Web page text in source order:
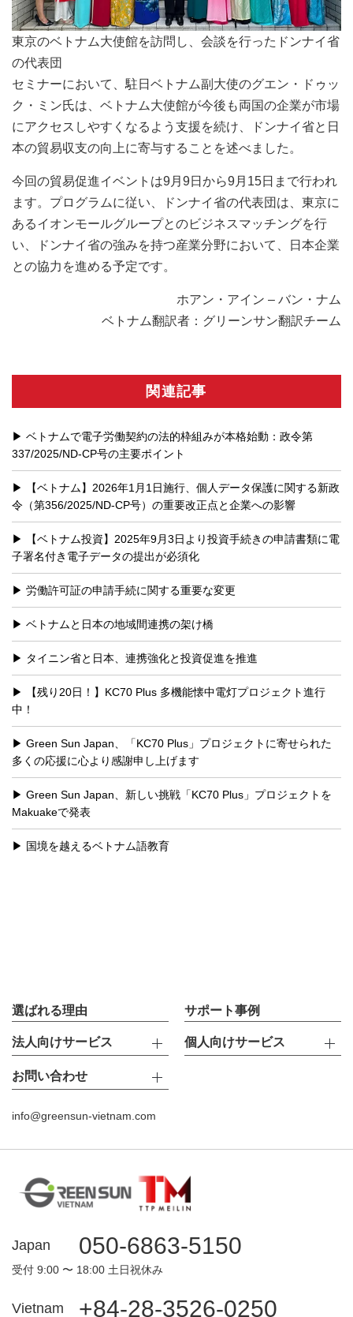
東京のベトナム大使館を訪問し、会談を行ったドンナイ省
の代表団
セミナーにおいて、駐日ベトナム副大使のグエン・ドゥッ
ク・ミン氏は、ベトナム大使館が今後も両国の企業が市場
にアクセスしやすくなるよう支援を続け、ドンナイ省と日
本の貿易収支の向上に寄与することを述べました。
今回の貿易促進イベントは9月9日から9月15日まで行われ
ます。プログラムに従い、ドンナイ省の代表団は、東京に
あるイオンモールグループとのビジネスマッチングを行
い、ドンナイ省の強みを持つ産業分野において、日本企業
との協力を進める予定です。
ホアン・アイン – バン・ナム
ベトナム翻訳者：グリーンサン翻訳チーム
関連記事
ベトナムで電子労働契約の法的枠組みが本格始動：政令第
337/2025/ND-CP号の主要ポイント
【ベトナム】2026年1月1日施行、個人データ保護に関する新政
令（第356/2025/ND-CP号）の重要改正点と企業への影響
【ベトナム投資】2025年9月3日より投資手続きの申請書類に電
子署名付き電子データの提出が必須化
労働許可証の申請手続に関する重要な変更
ベトナムと日本の地域間連携の架け橋
タイニン省と日本、連携強化と投資促進を推進
【残り20日！】KC70 Plus 多機能懐中電灯プロジェクト進行
中！
Green Sun Japan、「KC70 Plus」プロジェクトに寄せられた
多くの応援に心より感謝申し上げます
Green Sun Japan、新しい挑戦「KC70 Plus」プロジェクトを
Makuakeで発表
国境を越えるベトナム語教育
選ばれる理由 サポート事例
法人向けサービス 個人向けサービス
お問い合わせ
info@greensun-vietnam.com
Japan 050-6863-5150
受付 9:00 〜 18:00 土日祝休み
Vietnam +84-28-3526-0250